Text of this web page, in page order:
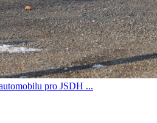
pro JSDH ...